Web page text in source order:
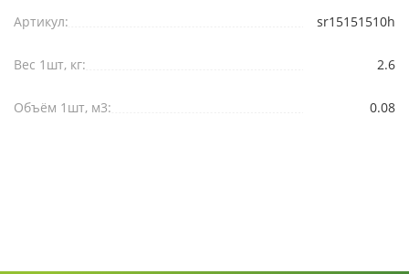
Артикул: sr15151510h
Вес 1шт, кг: 2.6
Объём 1шт, м3: 0.08